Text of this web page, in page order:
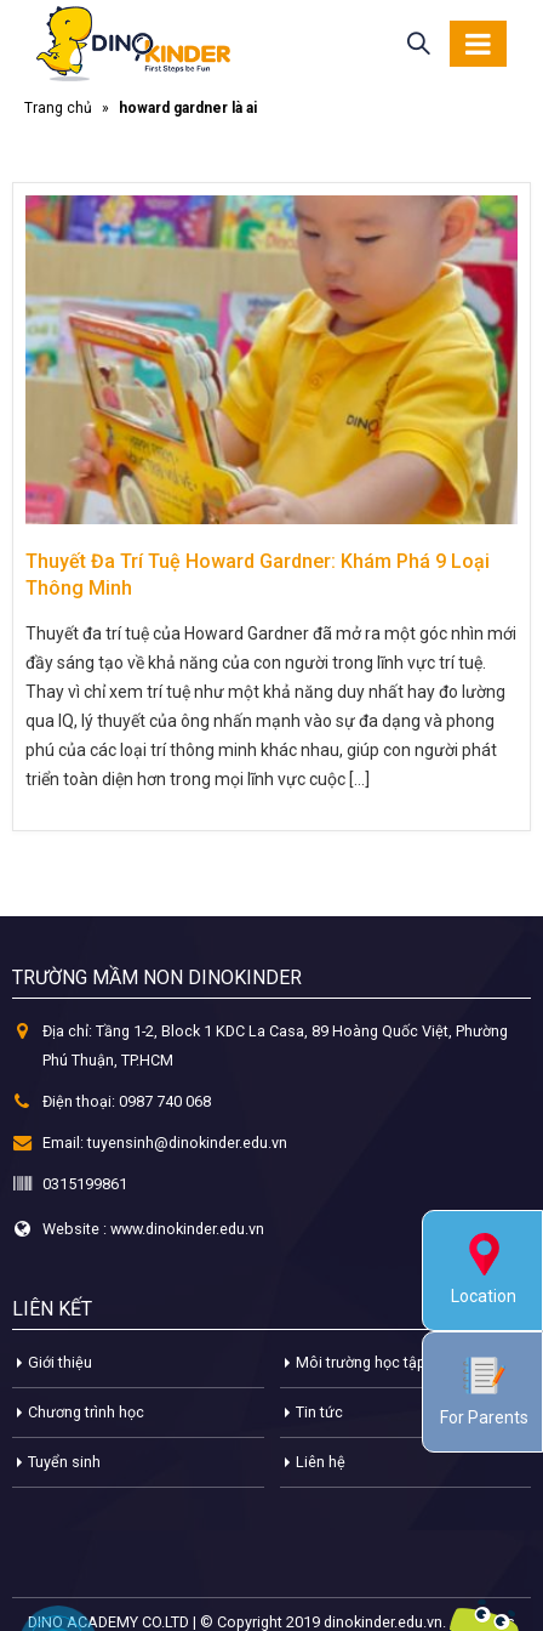
Trang chủ » howard gardner là ai
Thuyết Đa Trí Tuệ Howard Gardner: Khám Phá 9 Loại
Thông Minh
Thuyết đa trí tuệ của Howard Gardner đã mở ra một góc nhìn mới
đầy sáng tạo về khả năng của con người trong lĩnh vực trí tuệ.
Thay vì chỉ xem trí tuệ như một khả năng duy nhất hay đo lường
qua IQ, lý thuyết của ông nhấn mạnh vào sự đa dạng và phong
phú của các loại trí thông minh khác nhau, giúp con người phát
triển toàn diện hơn trong mọi lĩnh vực cuộc [...]
TRƯỜNG MẦM NON DINOKINDER
Địa chỉ: Tầng 1-2, Block 1 KDC La Casa, 89 Hoàng Quốc Việt, Phường
Phú Thuận, TP.HCM
Điện thoại: 0987 740 068
Email: tuyensinh@dinokinder.edu.vn
0315199861
Website : www.dinokinder.edu.vn
LIÊN KẾT
Giới thiệu
Chương trình học
Tuyển sinh
Môi trường học tập
Tin tức
Liên hệ
DINO ACADEMY CO.LTD | © Copyright 2019 dinokinder.edu.vn. All Rights
Location
For Parents